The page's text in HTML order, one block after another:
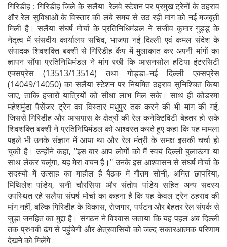
गिरिडीह : गिरिडीह जिले के सलैया रेलवे स्टेशन पर प्रमुख ट्रेनों के ठहराव
और रेल सुविधाओं के विस्तार की लंबे समय से उठ रही मांग को नई मजबूती
मिली है। सलैया संघर्ष मोर्चा के प्रतिनिधिमंडल ने संजीव कुमार गुड्डू के
नेतृत्व में संसदीय कार्यालय सचिव, भाजपा नई दिल्ली एवं कमल संदेश के
संपादक शिवशक्ति बक्शी से गिरिडीह कैंप में मुलाकात कर अपनी मांगों का
ज्ञापन सौंपा प्रतिनिधिमंडल ने मांग रखी कि आसनसोल हटिया इंटरसिटी
एक्सप्रेस (13513/13514) तथा गोड्डा–नई दिल्ली एक्सप्रेस
(14049/14050) का सलैया स्टेशन पर नियमित ठहराव सुनिश्चित किया
जाए, ताकि हजारों यात्रियों को सीधा लाभ मिल सके। साथ ही कोडरमा
महेशमुंडा पैसेंजर ट्रेन का विस्तार मधुपुर तक करने की भी मांग की गई,
जिससे गिरिडीह और आसपास के क्षेत्रों की रेल कनेक्टिविटी बेहतर हो सके
शिवशक्ति बक्शी ने प्रतिनिधिमंडल को आश्वस्त करते हुए कहा कि यह मामला
पहले भी उनके संज्ञान में आया था और रेल मंत्री के समक्ष इसकी चर्चा हो
चुकी है। उन्होंने कहा, "इस बार आप लोगों को मैं स्वयं दिल्ली बुलाऊंगा या
साथ लेकर चलूंगा, यह मेरा वचन है।" उनके इस आश्वासन से संघर्ष मोर्चा के
सदस्यों में उत्साह का माहौल है बैठक में गौतम सोनी, अमित छापरिया,
मिथिलेश पांडेय, सनी चौरसिया और संतोष पांडेय सहित अन्य सदस्य
उपस्थित रहे सलैया संघर्ष मोर्चा का कहना है कि यह केवल ट्रेन ठहराव की
मांग नहीं, बल्कि गिरिडीह के विकास, रोजगार, पर्यटन और बेहतर रेल संपर्क से
जुड़ा जनहित का मुद्दा है। संगठन ने विश्वास जताया कि यह पहल अब दिल्ली
तक प्रभावी ढंग से पहुंचेगी और क्षेत्रवासियों को जल्द सकारआत्मक परिणाम
देखने को मिलेंगे